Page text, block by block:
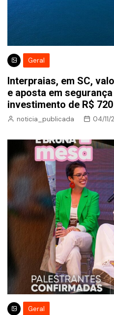
Geral
Interpraias, em SC,
e aposta em
investimento de R$
noticia_publicada 04/11/
Geral